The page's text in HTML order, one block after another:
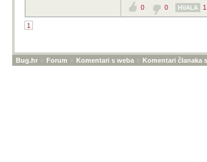
0 0 HVALA 1
1
Bug.hr » Forum » Komentari s weba » Komentari članaka